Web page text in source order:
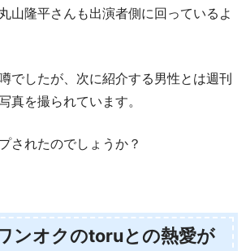
山隆平さんも出演者側に回っているよ
でしたが、次に紹介する男性とは週刊
真を撮られています。
されたのでしょうか？
ンオクのtoruとの熱愛が